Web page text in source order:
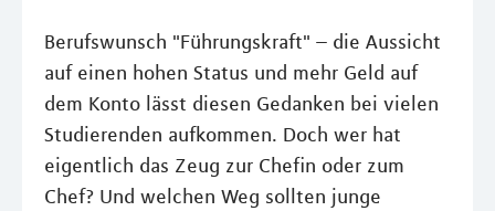
Berufswunsch "Führungskraft" – die Aussicht
auf einen hohen Status und mehr Geld auf
dem Konto lässt diesen Gedanken bei vielen
Studierenden aufkommen. Doch wer hat
eigentlich das Zeug zur Chefin oder zum
Chef? Und welchen Weg sollten junge